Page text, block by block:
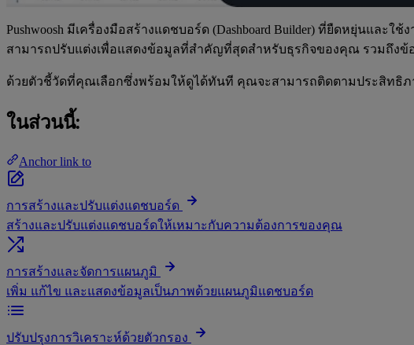
Pushwoosh มีเครื่องมือสร้างแดชบอร์ด (Dashboard Builder) ที่ยืดหยุ่นแ
สามารถปรับแต่งเพื่อแสดงข้อมูลที่สำคัญที่สุดสำหรับธุรกิจของคุณ รวมถึงข้
ด้วยตัวชี้วัดที่คุณเลือกซึ่งพร้อมให้ดูได้ทันที คุณจะสามารถติดตามประสิทธิ
ในส่วนนี้:
Anchor link to
การสร้างและปรับแต่งแดชบอร์ด
สร้างและปรับแต่งแดชบอร์ดให้เหมาะกับความต้องการของคุณ
การสร้างและจัดการแผนภูมิ
เพิ่ม แก้ไข และแสดงข้อมูลเป็นภาพด้วยแผนภูมิแดชบอร์ด
ปรับปรุงการวิเคราะห์ด้วยตัวกรอง